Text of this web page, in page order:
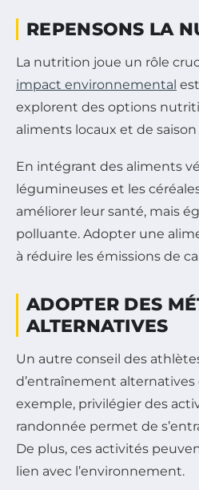
REPENSONS LA
La nutrition joue un rôle
impact environnemental
explorent des options
aliments locaux et de
En intégrant des aliments
légumineuses et les
améliorer leur santé, mais
polluante. Adopter une
à réduire les émissions de
ADOPTER DES
ALTERNATIVES
Un autre conseil des
d’entraînement
exemple, privilégier des
randonnée permet de
De plus, ces activités
lien avec l’environnement.